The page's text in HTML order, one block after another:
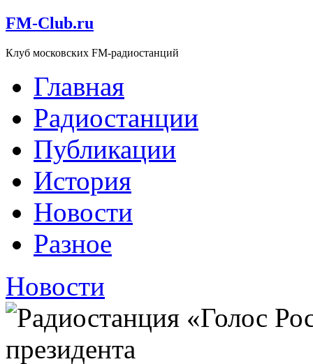
FM-Club.ru
Клуб московских FM-радиостанций
Главная
Радиостанции
Публикации
История
Новости
Разное
Новости